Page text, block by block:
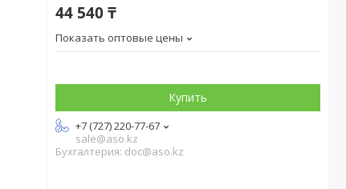
44 540 ₸
Показать оптовые цены
Купить
+7 (727) 220-77-67
sale@aso.kz
Бухгалтерия: doc@aso.kz